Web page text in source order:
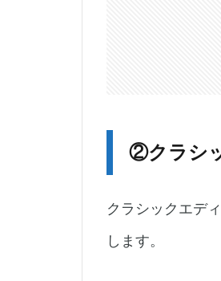
②クラシ
クラシックエデ
します。